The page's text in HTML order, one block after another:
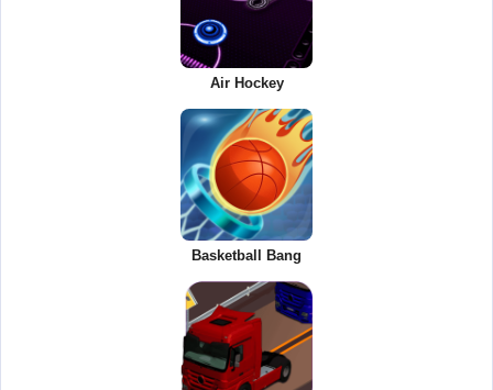
Air Hockey
Basketball Bang